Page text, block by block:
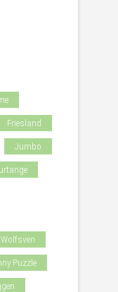
Friesland
Jumbo
Puzzle